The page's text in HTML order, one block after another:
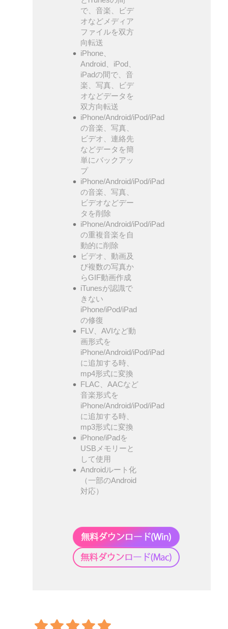
で、音楽、ビデ
オなどメディア
ファイルを双方
向転送
iPhone、
Android、iPod、
iPadの間で、音
楽、写真、ビデ
オなどデータを
双方向転送
iPhone/Android/iPod/iPad
の音楽、写真、
ビデオ、連絡先
などデータを簡
単にバックアッ
プ
iPhone/Android/iPod/iPad
の音楽、写真、
ビデオなどデー
タを削除
iPhone/Android/iPod/iPad
の重複音楽を自
動的に削除
ビデオ、動画及
び複数の写真か
らGIF動画作成
iTunesが認識で
きない
iPhone/iPod/iPad
の修復
FLV、AVIなど動
画形式を
iPhone/Android/iPod/iPad
に追加する時、
mp4形式に変換
FLAC、AACなど
音楽形式を
iPhone/Android/iPod/iPad
に追加する時、
mp3形式に変換
iPhone/iPadを
USBメモリーと
して使用
Androidルート化
（一部のAndroid
対応）